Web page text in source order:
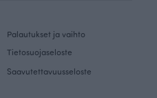
Palautukset ja vaihto
Tietosuojaseloste
Saavutettavuusseloste